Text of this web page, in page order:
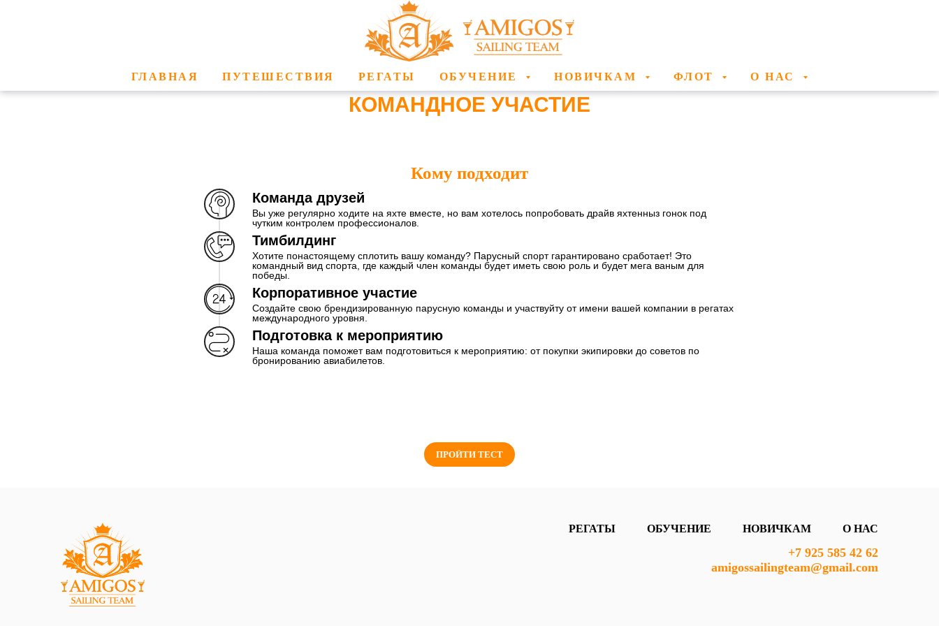
ГЛАВНАЯ ПУТЕШЕСТВИЯ РЕГАТЫ ОБУЧЕНИЕ НОВИЧКАМ ФЛОТ О НАС
КОМАНДНОЕ УЧАСТИЕ
Кому подходит
Команда друзей
Вы уже регулярно ходите на яхте вместе, но вам хотелось попробовать драйв яхтенныз гонок под
чутким контролем профессионалов.
Тимбилдинг
Хотите понастоящему сплотить вашу команду? Парусный спорт гарантировано сработает! Это
командный вид спорта, где каждый член команды будет иметь свою роль и будет мега ваным для
победы.
Корпоративное участие
Создайте свою брендизированную парусную команды и участвуйту от имени вашей компании в регатах
международного уровня.
Подготовка к мероприятию
Наша команда поможет вам подготовиться к мероприятию: от покупки экипировки до советов по
бронированию авиабилетов.
ПРОЙТИ ТЕСТ
РЕГАТЫ ОБУЧЕНИЕ НОВИЧКАМ О НАС
+7 925 585 42 62
amigossailingteam@gmail.com